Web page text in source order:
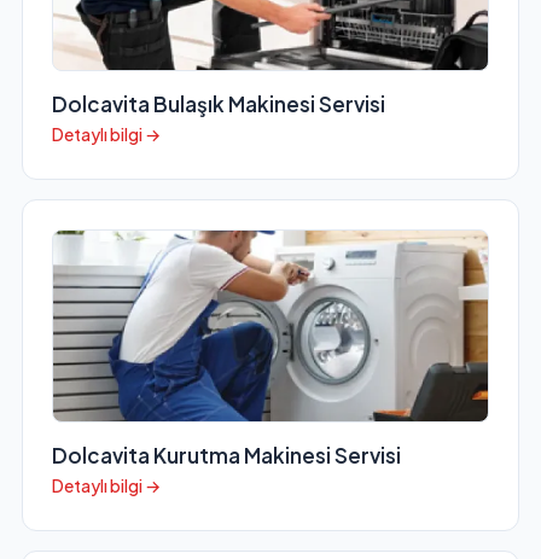
Dolcavita Bulaşık Makinesi Servisi
Detaylı bilgi →
Dolcavita Kurutma Makinesi Servisi
Detaylı bilgi →